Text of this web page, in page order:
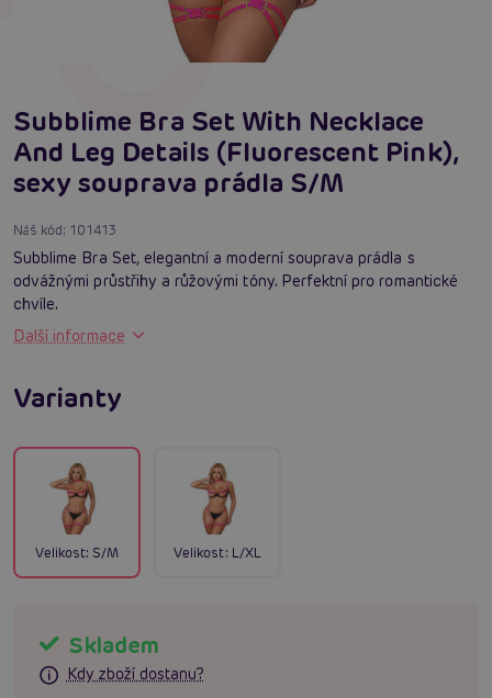
Subblime Bra Set With Necklace
And Leg Details (Fluorescent Pink),
sexy souprava prádla S/M
Náš kód: 101413
Subblime Bra Set, elegantní a moderní souprava prádla s
odvážnými průstřihy a růžovými tóny. Perfektní pro romantické
chvíle.
Další informace
Varianty
Velikost: S/M Velikost: L/XL
Skladem
Kdy zboží dostanu?